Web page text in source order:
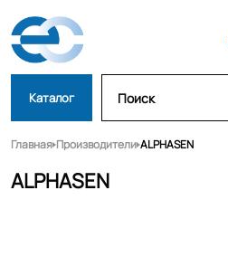
Каталог
Главная Производители ALPHASEN
ALPHASEN